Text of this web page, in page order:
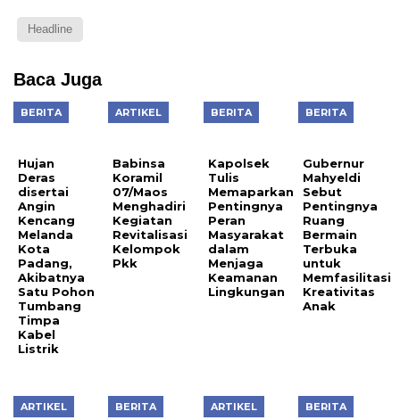
Headline
Baca Juga
BERITA
Hujan
Deras
disertai
Angin
Kencang
Melanda
Kota
Padang,
Akibatnya
Satu Pohon
Tumbang
Timpa
Kabel
Listrik
ARTIKEL
Babinsa
Koramil
07/Maos
Menghadiri
Kegiatan
Revitalisasi
Kelompok
Pkk
BERITA
Kapolsek
Tulis
Memaparkan
Pentingnya
Peran
Masyarakat
dalam
Menjaga
Keamanan
Lingkungan
BERITA
Gubernur
Mahyeldi
Sebut
Pentingnya
Ruang
Bermain
Terbuka
untuk
Memfasilitasi
Kreativitas
Anak
ARTIKEL BERITA ARTIKEL BERITA